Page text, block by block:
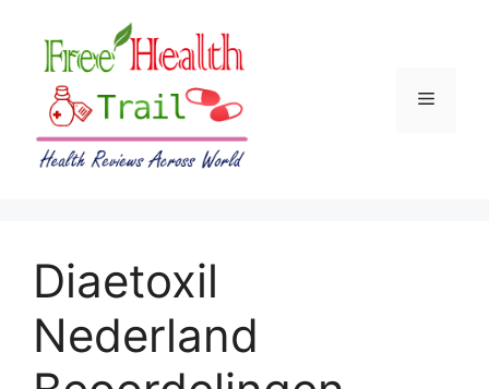
content
Menu
Diaetoxil
Nederland